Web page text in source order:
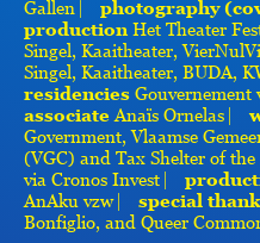
Gallen​ ⎸ ​ photography
production Het Theater
Singel, Kaaitheater,
Singel, Kaaitheater, BUDA,
residencies Gouvernement
associate Anaïs Ornelas​ ⎸ ​
Government, Vlaamse
(VGC) and Tax Shelter of
via Cronos Invest​ ⎸ ​
AnAku vzw​ ⎸ ​ special
Bonfiglio, and Queer